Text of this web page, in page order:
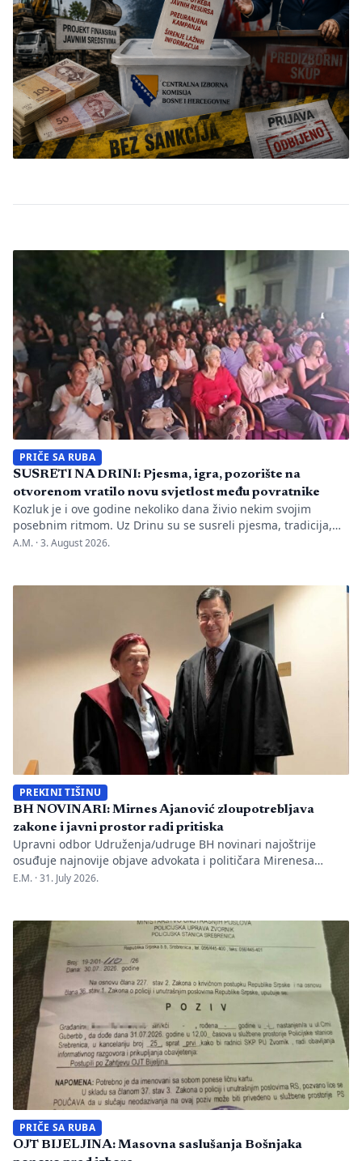
PRIČE SA RUBA
SUSRETI NA DRINI: Pjesma, igra, pozorište na
otvorenom vratilo novu svjetlost među povratnike
Kozluk je i ove godine nekoliko dana živio nekim svojim
posebnim ritmom. Uz Drinu su se susreli pjesma, tradicija,
gluma i ljudi, a „Susreti na Drini ’26“ još jednom su pokazali
se tih dana nije samo […]
A.M. ·3. August 2026.
PREKINI TIŠINU
BH NOVINARI: Mirnes Ajanović zloupotrebljava
zakone i javni prostor radi pritiska
Upravni odbor Udruženja/udruge BH novinari najoštrije
osuđuje najnovije objave advokata i političara Mirenesa
Ajanovića i kontinuiranu kampanju javnog targetiranja,
Novinara Marka Divkovića i generalnu tajnicu Borku Rudić.
Nakon ranije podnesenih krivičnih prijava i tužbi za klevetu
protiv Anise Mahmutović i odgovornih osoba […]
E.M. ·31. July 2026.
PRIČE SA RUBA
OJT BIJELJINA: Masovna saslušanja Bošnjaka